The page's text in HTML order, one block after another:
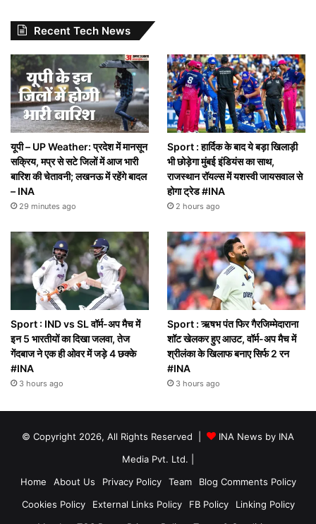
Recent Tech News
यूपी – UP Weather: प्रदेश में मानसून
सक्रिय, मप्र से सटे जिलों में आज भारी
बारिश की चेतावनी; लखनऊ में रहेंगे बादल
– INA
29 minutes ago
Sport : हार्दिक के बाद ये बड़ा खिलाड़ी
भी छोड़ेगा मुंबई इंडियंस का साथ,
राजस्थान रॉयल्स में यशस्वी जायसवाल से
होगा ट्रेड #INA
2 hours ago
Sport : IND vs SL वॉर्म-अप मैच में
इन 5 भारतीयों का दिखा जलवा, तेज
गेंदबाज ने एक ही ओवर में जड़े 4 छक्के
#INA
3 hours ago
Sport : ऋषभ पंत फिर गैरजिम्मेदाराना
शॉट खेलकर हुए आउट, वॉर्म-अप मैच में
श्रीलंका के खिलाफ बनाए सिर्फ 2 रन
#INA
3 hours ago
© Copyright 2026, All Rights Reserved |
INA News by INA
Media Pvt. Ltd.
Home
About Us Privacy Policy Team
Blog Comments Policy
Cookies Policy
External Links Policy FB Policy
Linking Policy